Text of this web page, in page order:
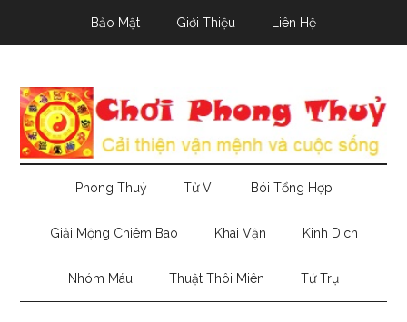
Bảo Mật Giới Thiệu Liên Hệ
Phong Thuỷ Tử Vi Bói Tổng Hợp
Giải Mộng Chiêm Bao Khai Vận Kinh Dịch
Nhóm Máu Thuật Thôi Miên Tứ Trụ